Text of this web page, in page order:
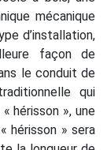
mécanique
d’installation,
façon de
le conduit de
qui
hérisson », une
hérisson » sera